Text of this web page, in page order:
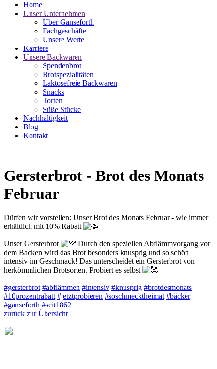
Home
Unser Unternehmen
Über Ganseforth
Fachgeschäfte
Unsere Werte
Karriere
Unsere Backwaren
Spendenbrot
Brotspezialitäten
Laktosefreie Backwaren
Snacks
Torten
Süße Stücke
Nachhaltigkeit
Blog
Kontakt
Gersterbrot - Brot des Monats
Februar
Dürfen wir vorstellen: Unser Brot des Monats Februar - wie immer
erhältlich mit 10% Rabatt
Unser Gersterbrot
Durch den speziellen Abflämmvorgang vor
dem Backen wird das Brot besonders knusprig und so schön
intensiv im Geschmack! Das unterscheidet ein Gersterbrot von
herkömmlichen Brotsorten. Probiert es selbst
#gersterbrot #abflämmen #intensiv #knusprig #brotdesmonats
#10prozentrabatt #jetztprobieren #soschmecktheimat #bäcker
#ganseforth #seit1862
zurück zur Übersicht